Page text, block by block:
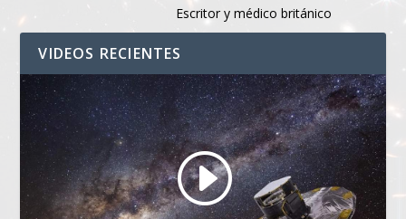
Escritor y médico británico
VIDEOS RECIENTES